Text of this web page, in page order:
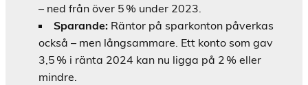
– ned från över 5 % under 2023.
Sparande: Räntor på sparkonton påverkas
också – men långsammare. Ett konto som gav
3,5 % i ränta 2024 kan nu ligga på 2 % eller
mindre.